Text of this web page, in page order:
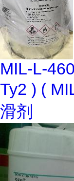
MIL-L-
Ty2 ) (
滑剂